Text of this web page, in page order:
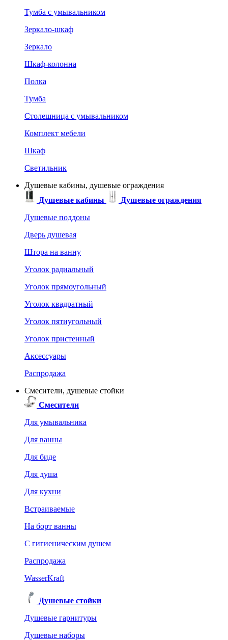
Тумба с умывальником
Зеркало-шкаф
Зеркало
Шкаф-колонна
Полка
Тумба
Столешница с умывальником
Комплект мебели
Шкаф
Светильник
Душевые кабины, душевые ограждения
Душевые кабины
Душевые ограждения
Душевые поддоны
Дверь душевая
Штора на ванну
Уголок радиальный
Уголок прямоугольный
Уголок квадратный
Уголок пятиугольный
Уголок пристенный
Аксессуары
Распродажа
Смесители, душевые стойки
Смесители
Для умывальника
Для ванны
Для биде
Для душа
Для кухни
Встраиваемые
На борт ванны
C гигиеническим душем
Распродажа
WasserKraft
Душевые стойки
Душевые гарнитуры
Душевые наборы